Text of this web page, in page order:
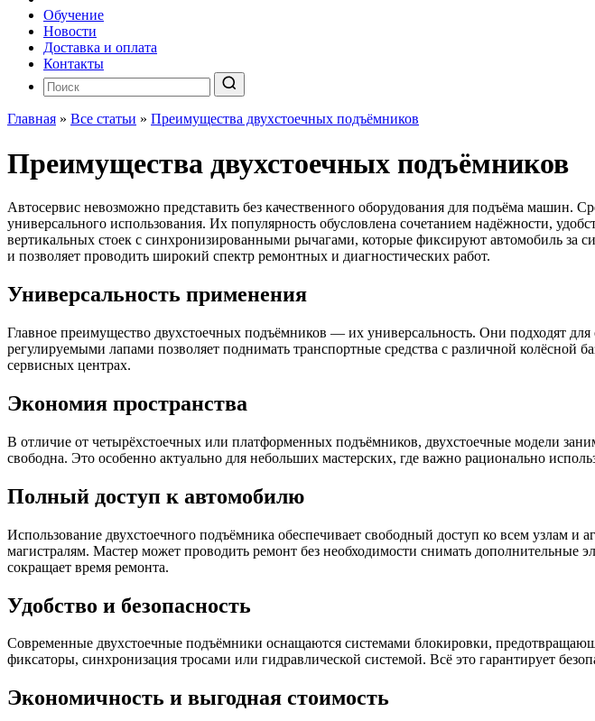
Обучение
Новости
Доставка и оплата
Контакты
Главная » Все статьи » Преимущества двухстоечных подъёмников
Преимущества двухстоечных подъёмников
Автосервис невозможно представить без качественного оборудования для подъёма
универсального использования. Их популярность обусловлена сочетанием надёжности,
вертикальных стоек с синхронизированными рычагами, которые фиксируют автомобиль за
и позволяет проводить широкий спектр ремонтных и диагностических работ.
Универсальность применения
Главное преимущество двухстоечных подъёмников — их универсальность. Они подходят
регулируемыми лапами позволяет поднимать транспортные средства с различной
сервисных центрах.
Экономия пространства
В отличие от четырёхстоечных или платформенных подъёмников, двухстоечные модели
свободна. Это особенно актуально для небольших мастерских, где важно рационально
Полный доступ к автомобилю
Использование двухстоечного подъёмника обеспечивает свободный доступ ко всем узлам
магистралям. Мастер может проводить ремонт без необходимости снимать
сокращает время ремонта.
Удобство и безопасность
Современные двухстоечные подъёмники оснащаются системами блокировки,
фиксаторы, синхронизация тросами или гидравлической системой. Всё это гарантирует
Экономичность и выгодная стоимость